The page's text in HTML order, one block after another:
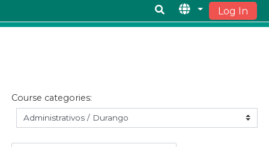
Log In
Course categories: